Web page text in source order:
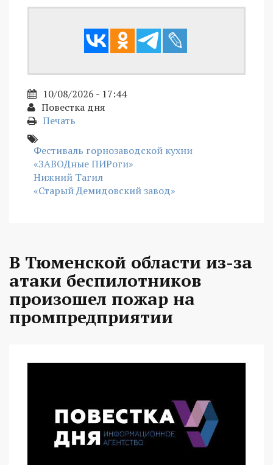
10/08/2026 - 17:44
Повестка дня
Печать
Фестиваль горнозаводской кухни
«ЗАВОДные ПИРоги»
Нижний Тагил
«Старый Демидовский завод»
В Тюменской области из-за
атаки беспилотников
произошел пожар на
промпредприятии